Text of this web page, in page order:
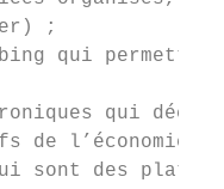
;
qui
qui
de l’économie
sont des